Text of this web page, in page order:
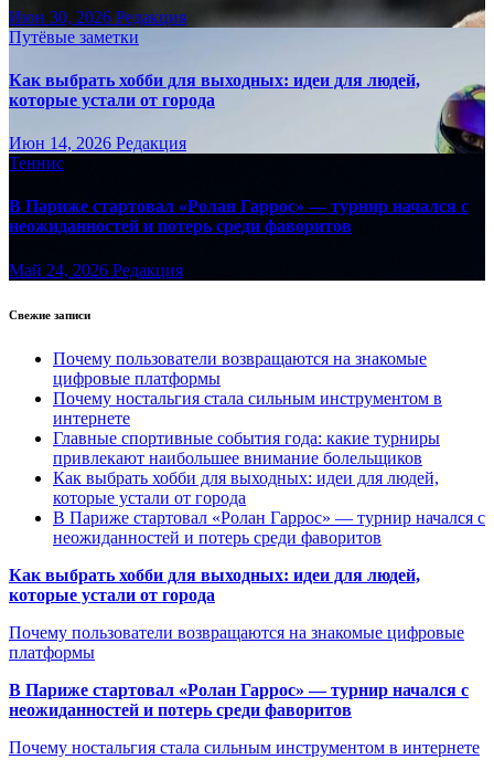
Июн 30, 2026 Редакция
Путёвые заметки
Как выбрать хобби для выходных: идеи для людей,
которые устали от города
Июн 14, 2026 Редакция
Теннис
В Париже стартовал «Ролан Гаррос» — турнир начался с
неожиданностей и потерь среди фаворитов
Май 24, 2026 Редакция
Свежие записи
Почему пользователи возвращаются на знакомые
цифровые платформы
Почему ностальгия стала сильным инструментом в
интернете
Главные спортивные события года: какие турниры
привлекают наибольшее внимание болельщиков
Как выбрать хобби для выходных: идеи для людей,
которые устали от города
В Париже стартовал «Ролан Гаррос» — турнир начался с
неожиданностей и потерь среди фаворитов
Как выбрать хобби для выходных: идеи для людей,
которые устали от города
Почему пользователи возвращаются на знакомые цифровые
платформы
В Париже стартовал «Ролан Гаррос» — турнир начался с
неожиданностей и потерь среди фаворитов
Почему ностальгия стала сильным инструментом в интернете